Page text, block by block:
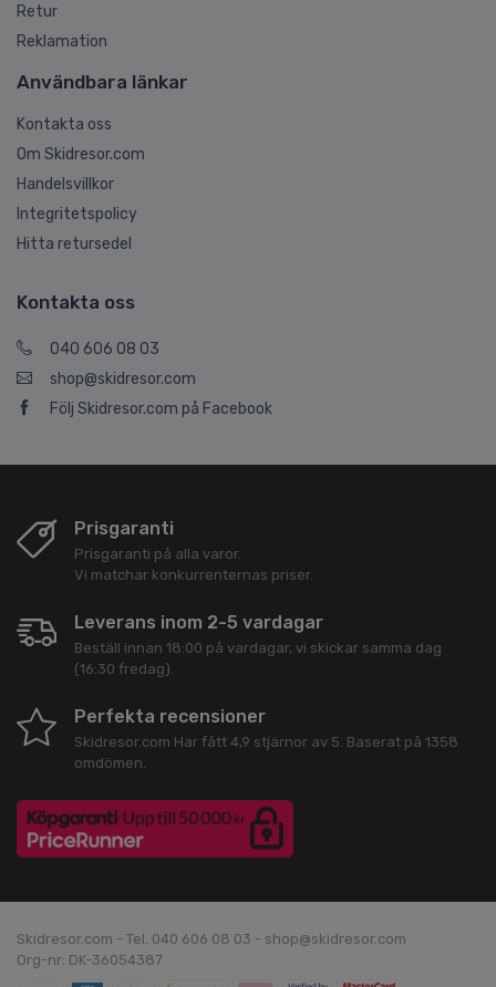
Retur
Reklamation
Användbara länkar
Kontakta oss
Om Skidresor.com
Handelsvillkor
Integritetspolicy
Hitta retursedel
Kontakta oss
040 606 08 03
shop@skidresor.com
Följ Skidresor.com på Facebook
Prisgaranti
Prisgaranti på alla varor.
Vi matchar konkurrenternas priser.
Leverans inom 2-5 vardagar
Beställ innan 18:00 på vardagar, vi skickar samma dag
(16:30 fredag).
Perfekta recensioner
Skidresor.com Har fått 4,9 stjärnor av 5 . Baserat på 1358
omdömen.
Skidresor.com - Tel. 040 606 08 03 - shop@skidresor.com
Org-nr: DK-36054387